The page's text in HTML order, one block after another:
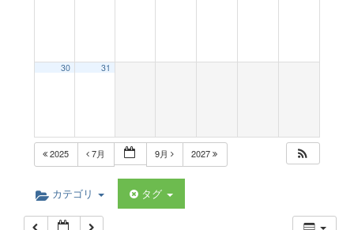
30 31
2025 7月 9月 2027
カテゴリ タグ
5:00 AM
6:00 AM